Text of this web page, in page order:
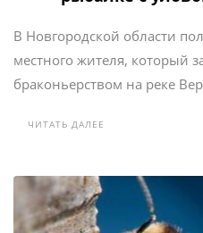
В Новгородской области
местного жителя, который
браконьерством на реке
ЧИТАТЬ ДАЛЕЕ